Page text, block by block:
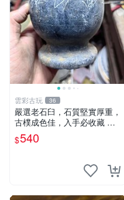
雲彩古玩 36
嚴選老石臼，石質堅實厚重，
古樸成色佳，入手必收藏 石
臼 古代 石磨
$540